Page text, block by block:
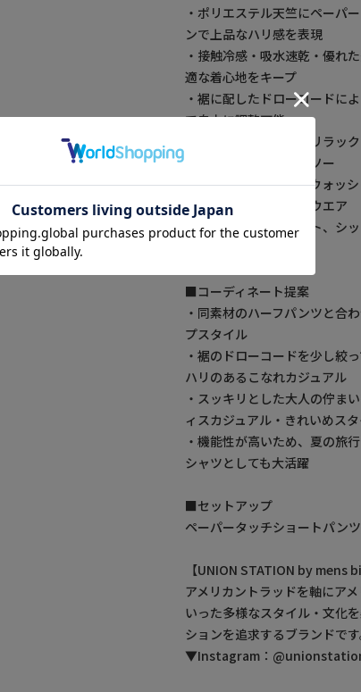
・ポリエステル天竺にペーパ
ンで上品なハリ感を表現
・接触冷感・吸水速乾・優れ
適な着心地をキープ
・裾に配したドローコードに
て自由に調整可能
・ややゆったりとしたリラッ
える大人の半袖カットソー
・ストレッチ、マシンウォッ
アを搭載したイージーウエア
・着回しやすいホワイト、シ
■コーディネート提案
・同素材のハーフパンツと合
プスタイル
・裾のドローコードを少し絞
ハリのあるこなれカジュアル
・スッキリとした大人の佇ま
ィスカジュアル・きれいめス
・機能性が高いため、夏の旅
シャツとしても大活躍
■セットアップ
ペーパータッチショートパンツ
【UNION STATION by mens
アメリカントラッドを軸にア
いった多様なスタイル・文化
ションを追求するブランドです
▼Instagram：